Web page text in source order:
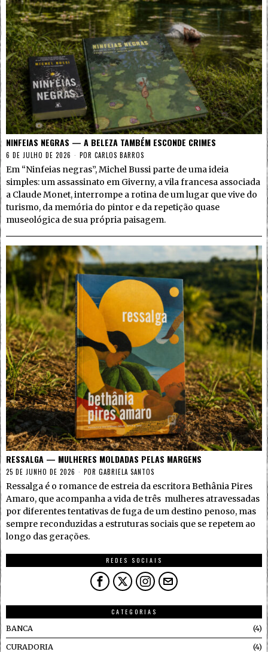
NINFEIAS NEGRAS — A BELEZA TAMBÉM ESCONDE CRIMES
6 DE JULHO DE 2026 POR CARLOS BARROS
Em “Ninfeias negras”, Michel Bussi parte de uma ideia
simples: um assassinato em Giverny, a vila francesa associada
a Claude Monet, interrompe a rotina de um lugar que vive do
turismo, da memória do pintor e da repetição quase
museológica de sua própria paisagem.
RESSALGA — MULHERES MOLDADAS PELAS MARGENS
25 DE JUNHO DE 2026 POR GABRIELA SANTOS
Ressalga é o romance de estreia da escritora Bethânia Pires
Amaro, que acompanha a vida de três mulheres atravessadas
por diferentes tentativas de fuga de um destino penoso, mas
sempre reconduzidas a estruturas sociais que se repetem ao
longo das gerações.
REDES SOCIAIS
CATEGORIAS
BANCA
4
CURADORIA 4